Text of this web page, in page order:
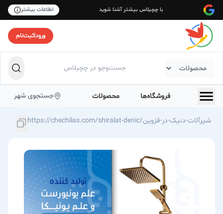
با چچیلاس بیشتر آشنا شوید اطلاعات بیشتر
ورود|ثبت‌نام
فروشگاه‌ها محصولات جستجوی شهر
https://chechilas.com/shiralat-denic/شیرآلات-دنیک-در-قزوین